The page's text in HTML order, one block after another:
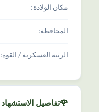
مکان الولادة:
المحافظة:
الرتبة العسکریة / القوة:
🌹تفاصیل الاستشهاد